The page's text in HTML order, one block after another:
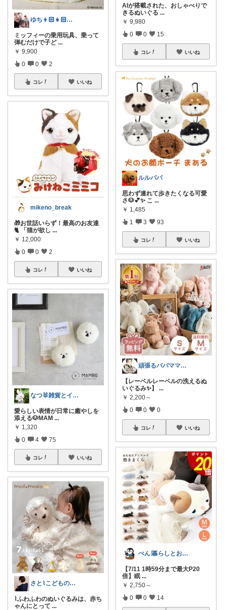
ゆち👦🏻👧🏻👶🏻のmama
ミッフィーの乗用玩具、乗って
弾むだけで子ど ...
￥ 9,900
0 0 2
コレ いいね
mikeno_break
🎁お世話いらず！最高のお友達
🐈 「猫が欲し ...
￥ 12,000
0 0 2
コレ いいね
なつ🐰雑貨とインテリア
愛らしい表情が日常に癒やしを
添える🐶MAM ...
￥ 1,320
0 4 75
コレ いいね
さと⌇こどもの心を育てる看護師ママ
⌇ふわふわのぬいぐるみは、赤ち
ゃんにとって ...
AIが搭載された、おしゃべりで
きるぬいぐる ...
￥ 9,980
0 0 15
コレ いいね
ルルパパ
思わず連れて歩きたくなる可愛
さ🐶💕✨ こ ...
￥ 1,485
1 3 93
コレ いいね
頑張るパパママ応援隊@育児・子供用品紹介
【レーベルレーベルの洗えるぬ
いぐるみ✨】 ...
￥ 2,200～
0 0 0
コレ いいね
ぺん∣暮らしとお弁当
【7/11 1時59分まで最大P20
倍】眠 ...
￥ 2,750～
0 0 14